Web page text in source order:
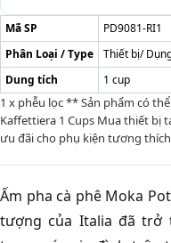
Mã SP
PD9081-RI1
Phân Loại / Type
Thiết bị/
Dung tích
1 cup
1 x phễu lọc ** Sản phẩm có
Kaffettiera 1 Cups Mua thiết bị
ưu đãi cho phụ kiện tương
Ấm pha cà phê Moka
tượng của Italia đã trở